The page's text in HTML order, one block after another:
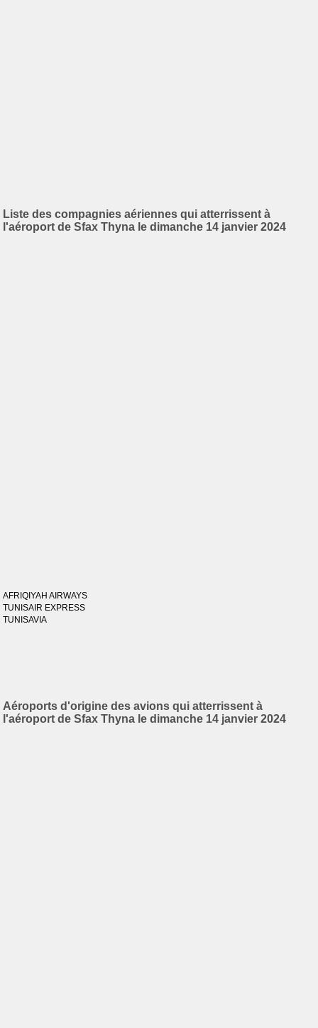
Liste des compagnies aériennes qui atterrissent à
l'aéroport de Sfax Thyna le dimanche 14 janvier 2024
AFRIQIYAH AIRWAYS
TUNISAIR EXPRESS
TUNISAVIA
Aéroports d'origine des avions qui atterrissent à
l'aéroport de Sfax Thyna le dimanche 14 janvier 2024